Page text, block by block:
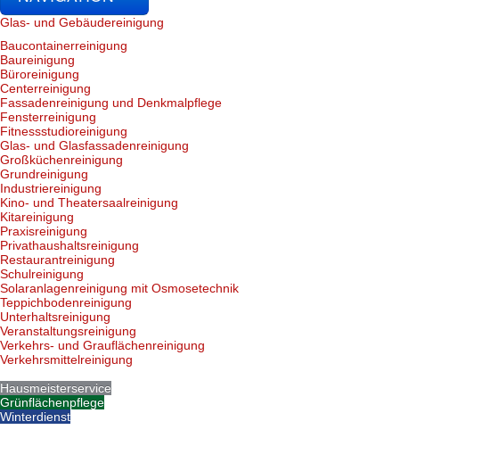
Glas- und Gebäudereinigung
Baucontainerreinigung
Baureinigung
Büroreinigung
Centerreinigung
Fassadenreinigung und Denkmalpflege
Fensterreinigung
Fitnessstudioreinigung
Glas- und Glasfassadenreinigung
Großküchenreinigung
Grundreinigung
Industriereinigung
Kino- und Theatersaalreinigung
Kitareinigung
Praxisreinigung
Privathaushaltsreinigung
Restaurantreinigung
Schulreinigung
Solaranlagenreinigung mit Osmosetechnik
Teppichbodenreinigung
Unterhaltsreinigung
Veranstaltungsreinigung
Verkehrs- und Grauflächenreinigung
Verkehrsmittelreinigung
Hausmeisterservice
Grünflächenpflege
Winterdienst